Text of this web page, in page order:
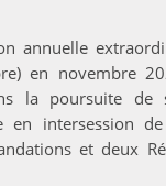
annuelle
en novembre
la poursuite de
en intersession
et deux